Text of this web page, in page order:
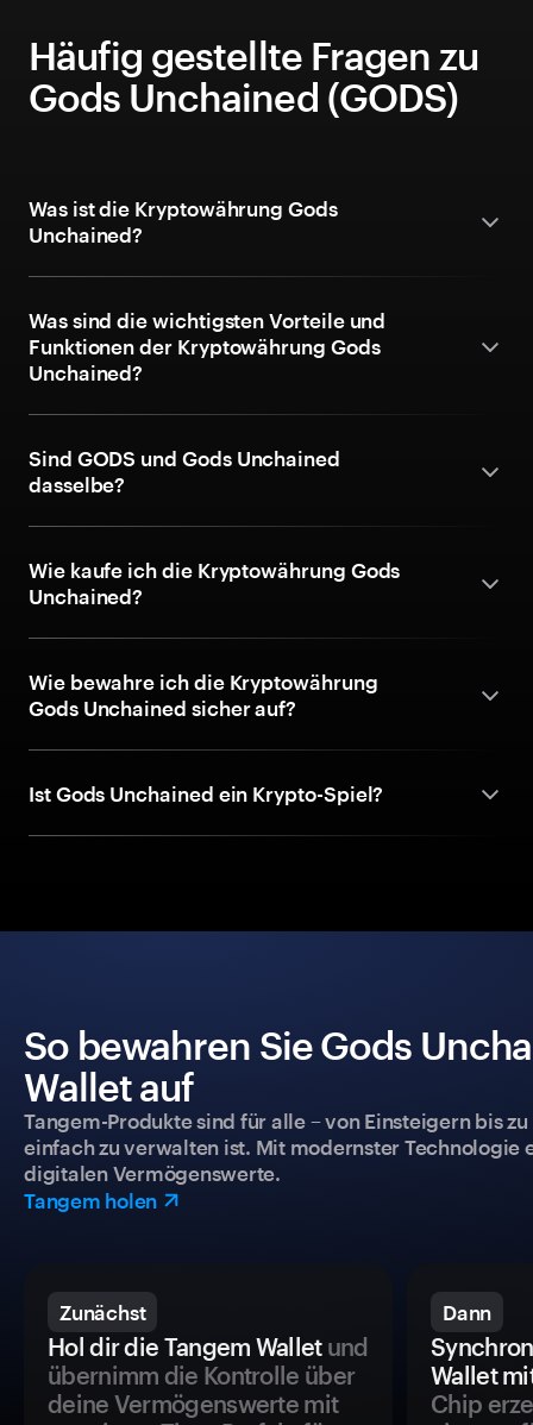
Häufig gestellte Fragen zu
Gods Unchained (GODS)
Was ist die Kryptowährung Gods
Unchained?
Was sind die wichtigsten Vorteile und
Funktionen der Kryptowährung Gods
Unchained?
Sind GODS und Gods Unchained
dasselbe?
Wie kaufe ich die Kryptowährung Gods
Unchained?
Wie bewahre ich die Kryptowährung
Gods Unchained sicher auf?
Ist Gods Unchained ein Krypto-Spiel?
So bewahren Sie Gods
Wallet auf
Tangem-Produkte sind für alle – von Einsteigern bis
einfach zu verwalten ist. Mit modernster
digitalen Vermögenswerte.
Tangem holen
Zunächst
Hol dir die Tangem Walletund
übernimm die Kontrolle über
deine Vermögenswerte mit
Dann
Wallet
Chip